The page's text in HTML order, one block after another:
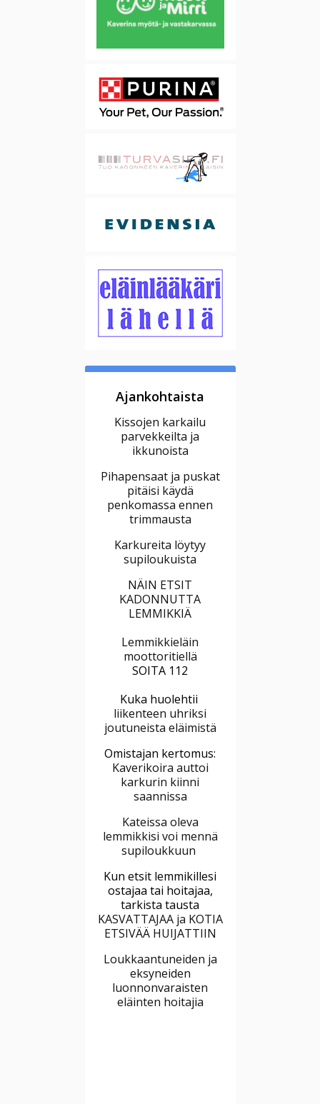
Ajankohtaista
Kissojen karkailu
parvekkeilta ja
ikkunoista
Pihapensaat ja puskat
pitäisi käydä
penkomassa ennen
trimmausta
Karkureita löytyy
supiloukuista
NÄIN ETSIT
KADONNUTTA
LEMMIKKIÄ
Lemmikkieläin
moottoritiellä
SOITA 112
Kuka huolehtii
liikenteen uhriksi
joutuneista eläimistä
Omistajan kertomus:
Kaverikoira auttoi
karkurin kiinni
saannissa
Kateissa oleva
lemmikkisi voi mennä
supiloukkuun
Kun etsit lemmikillesi
ostajaa tai hoitajaa,
tarkista tausta
KASVATTAJAA ja KOTIA
ETSIVÄÄ HUIJATTIIN
Loukkaantuneiden ja
eksyneiden
luonnonvaraisten
eläinten hoitajia